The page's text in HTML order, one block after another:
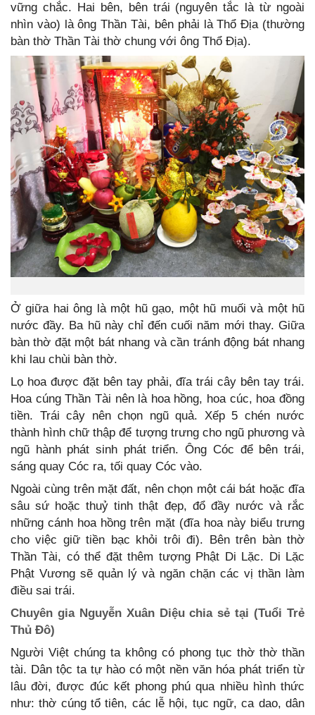
vững chắc. Hai bên, bên trái (nguyên tắc là từ ngoài
nhìn vào) là ông Thần Tài, bên phải là Thổ Địa (thường
bàn thờ Thần Tài thờ chung với ông Thổ Địa).
Ở giữa hai ông là một hũ gạo, một hũ muối và một hũ
nước đầy. Ba hũ này chỉ đến cuối năm mới thay. Giữa
bàn thờ đặt một bát nhang và cần tránh động bát nhang
khi lau chùi bàn thờ.
Lọ hoa được đặt bên tay phải, đĩa trái cây bên tay trái.
Hoa cúng Thần Tài nên là hoa hồng, hoa cúc, hoa đồng
tiền. Trái cây nên chọn ngũ quả. Xếp 5 chén nước
thành hình chữ thập để tượng trưng cho ngũ phương và
ngũ hành phát sinh phát triển. Ông Cóc để bên trái,
sáng quay Cóc ra, tối quay Cóc vào.
Ngoài cùng trên mặt đất, nên chọn một cái bát hoặc đĩa
sâu sứ hoặc thuỷ tinh thật đẹp, đổ đầy nước và rắc
những cánh hoa hồng trên mặt (đĩa hoa này biểu trưng
cho việc giữ tiền bạc khỏi trôi đi). Bên trên bàn thờ
Thần Tài, có thể đặt thêm tượng Phật Di Lặc. Di Lặc
Phật Vương sẽ quản lý và ngăn chặn các vị thần làm
điều sai trái.
Chuyên gia Nguyễn Xuân Diệu chia sẻ tại (Tuổi Trẻ
Thủ Đô)
Người Việt chúng ta không có phong tục thờ thờ thần
tài. Dân tộc ta tự hào có một nền văn hóa phát triển từ
lâu đời, được đúc kết phong phú qua nhiều hình thức
như: thờ cúng tổ tiên, các lễ hội, tục ngữ, ca dao, dân